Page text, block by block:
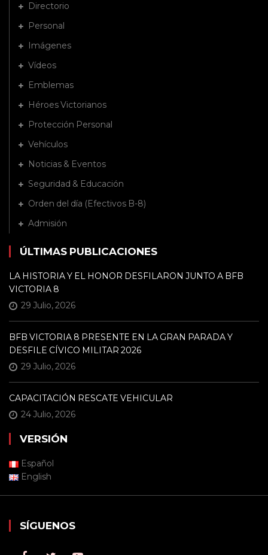
Directorio
Personal
Imágenes
Vídeos
Emblemas
Héroes Victorianos
Protección Personal
Vehículos
Noticias & Eventos
Seguridad & Educación
Orden del día (Efectivos B-8)
Admisión
ÚLTIMAS PUBLICACIONES
LA HISTORIA Y EL HONOR DESFILARON JUNTO A BFB
VICTORIA 8
29 Julio, 2026
BFB VICTORIA 8 PRESENTE EN LA GRAN PARADA Y
DESFILE CÍVICO MILITAR 2026
29 Julio, 2026
CAPACITACIÓN RESCATE VEHICULAR
24 Julio, 2026
VERSIÓN
Español
English
SÍGUENOS